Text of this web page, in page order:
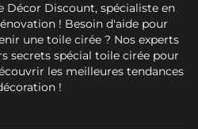
Décor Discount, spécialiste en
! Besoin d'aide pour
une toile cirée ? Nos experts
secrets spécial toile cirée pour
les meilleures tendances
!